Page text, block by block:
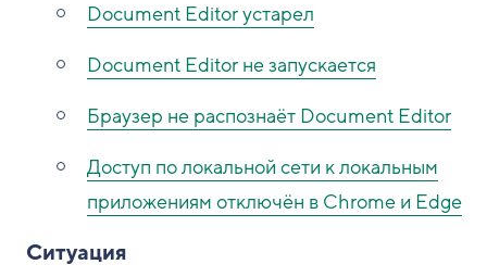
Document Editor устарел
Document Editor не запускается
Браузер не распознаёт Document Editor
Доступ по локальной сети к локальным
приложениям отключён в Chrome и Edge
Ситуация